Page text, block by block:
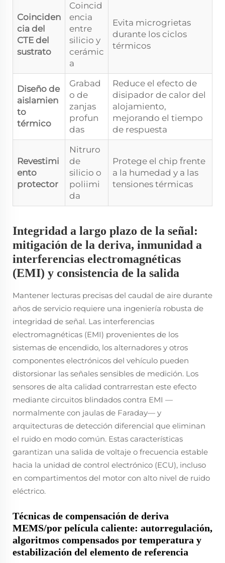
Coinciden
cia del
CTE del
sustrato
Coincid
encia
entre
silicio y
cerámic
a
Evita microgrietas
durante los ciclos
térmicos
Diseño de
aislamien
to
térmico
Grabad
o de
zanjas
profun
das
Reduce el efecto de
disipador de calor del
alojamiento,
mejorando el tiempo
de respuesta
Revestimi
ento
protector
Nitruro
de
silicio o
poliimi
da
Protege el chip frente
a la humedad y a las
tensiones térmicas
Integridad a largo plazo de la señal:
mitigación de la deriva, inmunidad a
interferencias electromagnéticas
(EMI) y consistencia de la salida
Mantener lecturas precisas del caudal de aire durante
años de servicio requiere una ingeniería robusta de
integridad de señal. Las interferencias
electromagnéticas (EMI) provenientes de los
sistemas de encendido, los alternadores y otros
componentes electrónicos del vehículo pueden
distorsionar las señales sensibles de medición. Los
sensores de alta calidad contrarrestan este efecto
mediante circuitos blindados contra EMI —
normalmente con jaulas de Faraday— y
arquitecturas de detección diferencial que eliminan
el ruido en modo común. Estas características
garantizan una salida de voltaje o frecuencia estable
hacia la unidad de control electrónico (ECU), incluso
en compartimentos del motor con alto nivel de ruido
eléctrico.
Técnicas de compensación de deriva
MEMS/por película caliente: autorregulación,
algoritmos compensados por temperatura y
estabilización del elemento de referencia